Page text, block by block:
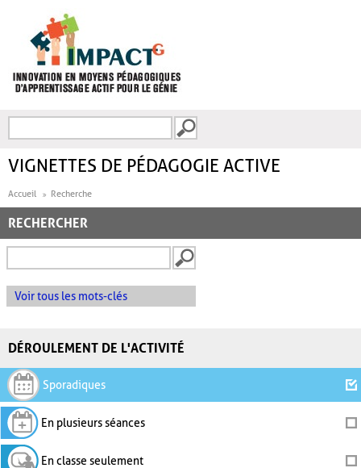
FORMULAIRE DE
VIGNETTES DE PÉDAGOGIE ACTIVE
Accueil Recherche
RECHERCHER
Voir tous les mots-clés
DÉROULEMENT DE L'ACTIVITÉ
Sporadiques
En plusieurs séances
En classe seulement